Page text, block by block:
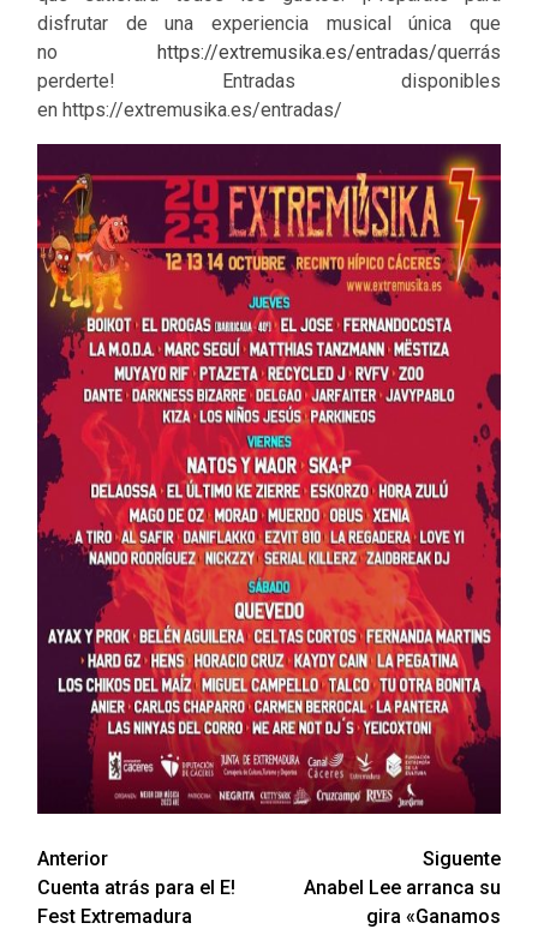
disfrutar de una experiencia musical única que
no https://extremusika.es/entradas/querrás
perderte! Entradas disponibles
en https://extremusika.es/entradas/
Navegación
de
Anterior
Cuenta atrás para el E!
Fest Extremadura
Siguente
Anabel Lee arranca su
gira «Ganamos